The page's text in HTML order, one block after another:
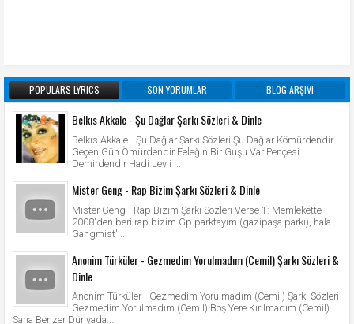
POPULARS LYRICS SON YORUMLAR BLOG ARŞIVI
Belkıs Akkale - Şu Dağlar Şarkı Sözleri & Dinle
Belkıs Akkale - Şu Dağlar Şarkı Sözleri Şu Dağlar Kömürdendir
Geçen Gün Ömürdendir Feleğin Bir Guşu Var Pençesi
Demirdendir Hadi Leyli ...
Mister Geng - Rap Bizim Şarkı Sözleri & Dinle
Mister Geng - Rap Bizim Şarkı Sözleri Verse 1: Memlekette
2008'den beri rap bizim Gp parktayım (gazipaşa parkı), hala
Gangmist'...
Anonim Türküler - Gezmedim Yorulmadım (Cemil) Şarkı Sözleri &
Dinle
Anonim Türküler - Gezmedim Yorulmadım (Cemil) Şarkı Sözleri
Gezmedim Yorulmadım (Cemil) Boş Yere Kırılmadım (Cemil)
Sana Benzer Dünyada...